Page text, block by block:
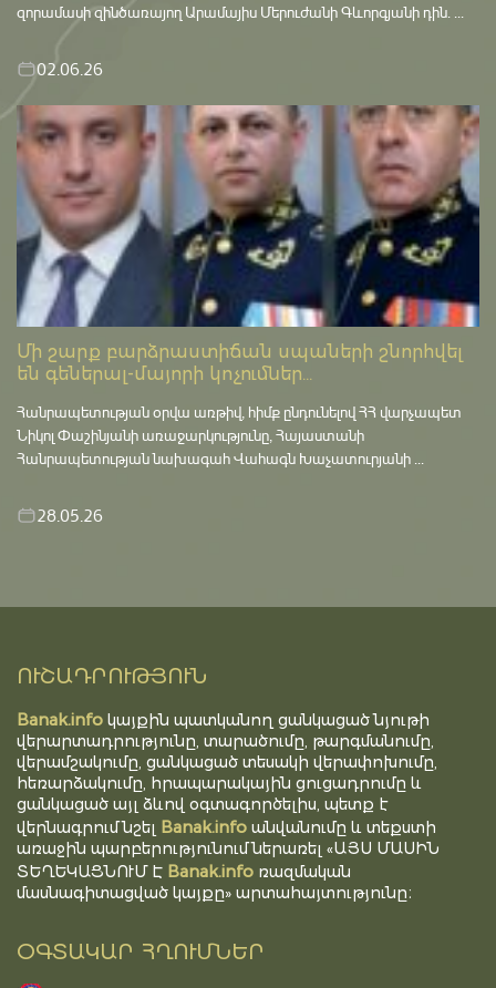
զորամասի զինծառայող Արամայիս Մերուժանի Գևորգյանի դին. ...
02.06.26
Մի շարք բարձրաստիճան սպաների շնորհվել
են գեներալ-մայորի կոչումներ...
Հանրապետության օրվա առթիվ, հիմք ընդունելով ՀՀ վարչապետ
Նիկոլ Փաշինյանի առաջարկությունը, Հայաստանի
Հանրապետության նախագահ Վահագն Խաչատուրյանի ...
28.05.26
ՈՒՇԱԴՐՈՒԹՅՈՒՆ
Banak.info կայքին պատկանող ցանկացած նյութի
վերարտադրությունը, տարածումը, թարգմանումը,
վերամշակումը, ցանկացած տեսակի վերափոխումը,
հեռարձակումը, հրապարակային ցուցադրումը և
ցանկացած այլ ձևով օգտագործելիս, պետք է
վերնագրում նշել Banak.info անվանումը և տեքստի
առաջին պարբերությունում ներառել «ԱՅՍ ՄԱՍԻՆ
ՏԵՂԵԿԱՑՆՈՒՄ Է Banak.info ռազմական
մասնագիտացված կայքը» արտահայտությունը։
ՕԳՏԱԿԱՐ ՀՂՈՒՄՆԵՐ